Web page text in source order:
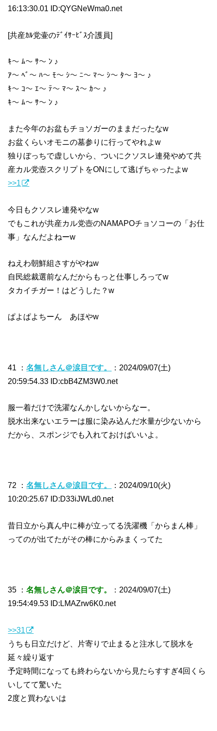
16:13:30.01 ID:QYGNeWma0.net
[共産ｶﾙ党壷のﾃﾞｲｻｰﾋﾞｽ介護員]
ｷ〜 ﾑ〜 ｻ〜 ﾝ ♪
ｱ〜 ﾍﾞ〜 ﾊ〜 ﾓ〜 ｼ〜 ﾆ〜 ﾏ〜 ｼ〜 ﾀ〜 ﾖ〜 ♪
ｷ〜 ｺ〜 ｴ〜 ﾃ〜 ﾏ〜 ｽ〜 ｶ〜 ♪
ｷ〜 ﾑ〜 ｻ〜 ﾝ ♪
また今年のお盆もチョソガーのままだったなw
お盆くらいオモニの墓参りに行ってやれよw
独りぼっちで虚しいから、ついにクソスレ連発やめて共
産カル党壺スクリプトをONにして逃げちゃったよw
>>1
今日もクソスレ連発やなw
でもこれが共産カル党壺のNAMAPOチョソコーの「お仕
事」なんだよねーw
ねえわ朝鮮組さすがやねw
自民総裁選前なんだからもっと仕事しろってw
タカイチガー！はどうした？w
ぱよぱよちーん あほやw
41 ：名無しさん＠涙目です。
：2024/09/07(土)
20:59:54.33 ID:cbB4ZM3W0.net
服一着だけで洗濯なんかしないからなー。
脱水出来ないエラーは服に染み込んだ水量が少ないから
だから、スポンジでも入れておけばいいよ。
72 ：名無しさん＠涙目です。
：2024/09/10(火)
10:20:25.67 ID:D33iJWLd0.net
昔日立から真ん中に棒が立ってる洗濯機「からまん棒」
ってのが出てたがその棒にからみまくってた
35 ：名無しさん＠涙目です。
：2024/09/07(土)
19:54:49.53 ID:LMAZrw6K0.net
>>31
うちも日立だけど、片寄りで止まると注水して脱水を
延々繰り返す
予定時間になっても終わらないから見たらすすぎ4回くら
いしてて驚いた
2度と買わないは